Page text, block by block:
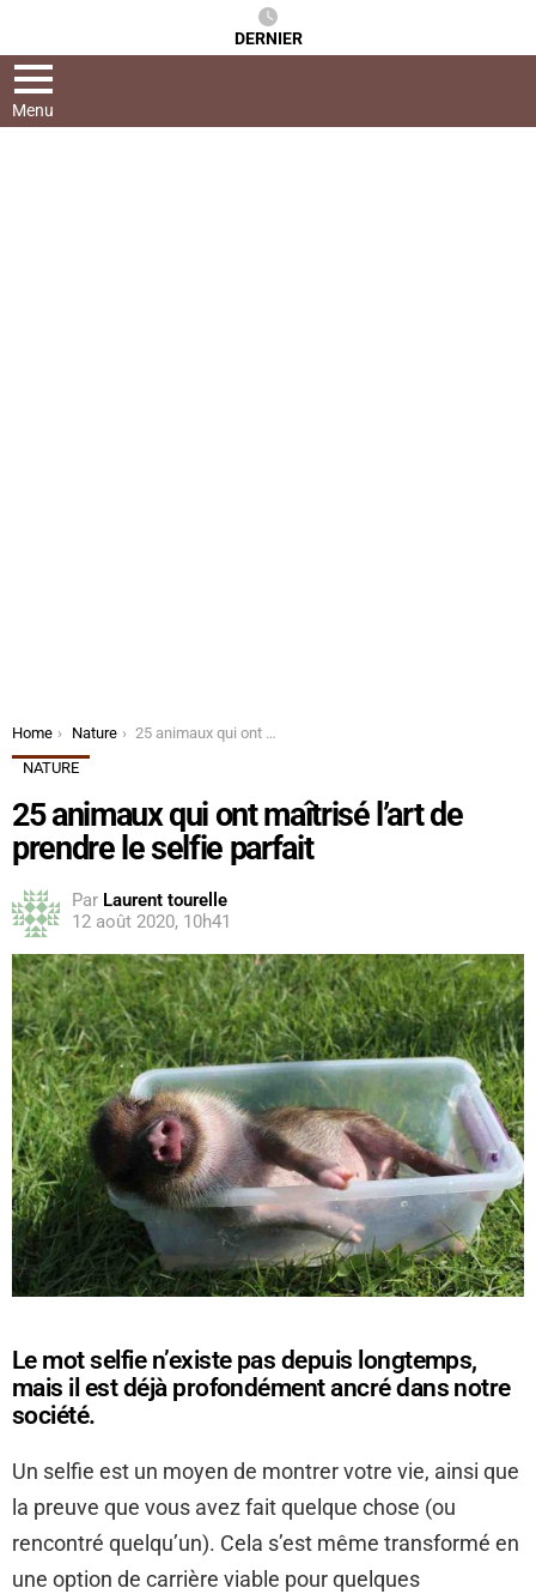
DERNIER
Menu
You are here:
Home Nature
25 animaux qui ont maîtrisé l’art de prendre le selfie parfait
NATURE
25 animaux qui ont maîtrisé l’art de
prendre le selfie parfait
Par Laurent tourelle
12 août 2020, 10h41
Le mot selfie n’existe pas depuis longtemps,
mais il est déjà profondément ancré dans notre
société.
Un selfie est un moyen de montrer votre vie, ainsi que
la preuve que vous avez fait quelque chose (ou
rencontré quelqu’un). Cela s’est même transformé en
une option de carrière viable pour quelques